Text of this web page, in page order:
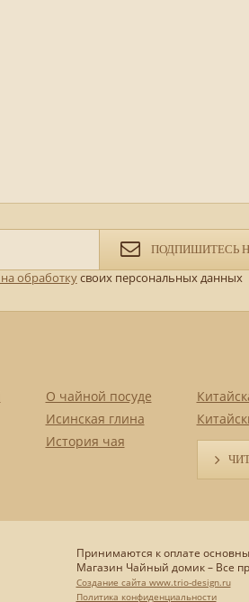
ПОДПИШИТЕСЬ
обработкусвоих персональных данных
О чайной посуде
Исинская глина
История чая
Принимаются к оплате
Магазин Чайный домик – Все
Создание сайта www.trio-design.ru
Политика конфиденциальности